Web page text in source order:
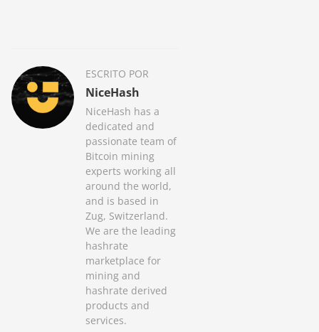
ESCRITO POR
NiceHash
NiceHash has a
dedicated and
passionate team of
Bitcoin mining
experts working all
around the world,
and is based in
Zug, Switzerland.
We are the leading
hashrate
marketplace for
mining and
hashrate derived
products and
services.